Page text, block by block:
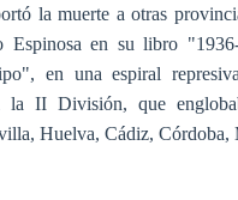
la muerte a otras
Espinosa en su libro
en una espiral
la II División, que
Huelva, Cádiz, Córdoba,